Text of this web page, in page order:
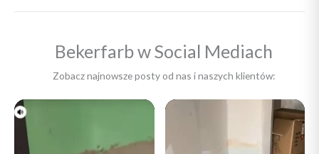
Bekerfarb w Social Mediach
Zobacz najnowsze posty od nas i naszych klientów: